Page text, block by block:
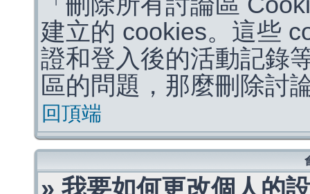
建立的 cookies。這些
證和登入後的活動記錄
區的問題，那麼刪除討
回頂端
» 我要如何更改個人的